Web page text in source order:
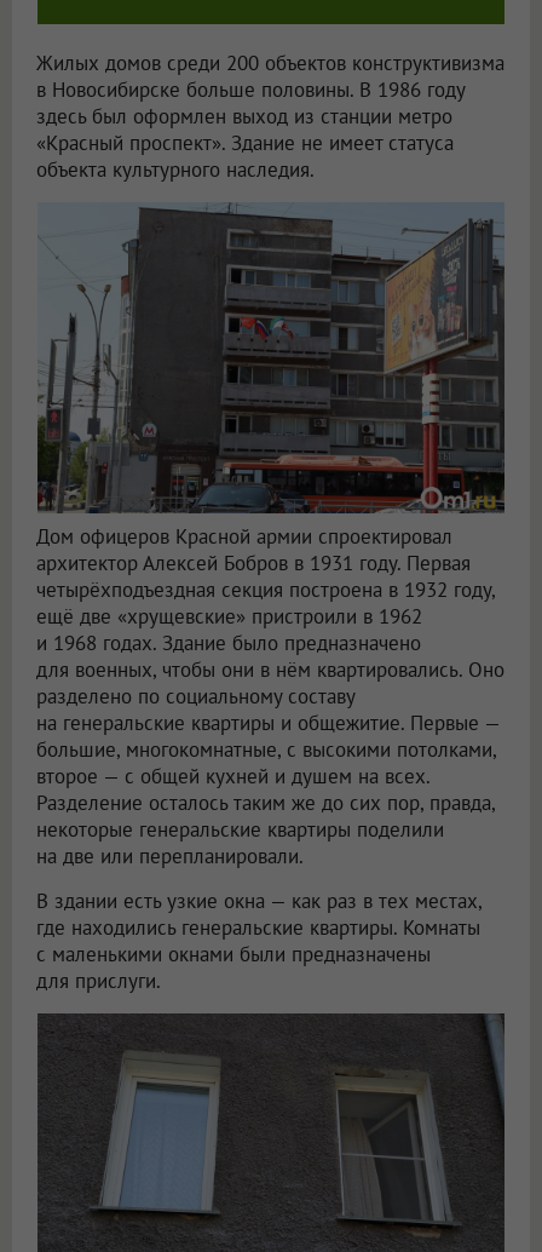
Жилых домов среди 200 объектов конструктивизма
в Новосибирске больше половины. В 1986 году
здесь был оформлен выход из станции метро
«Красный проспект». Здание не имеет статуса
объекта культурного наследия.
Дом офицеров Красной армии спроектировал
архитектор Алексей Бобров в 1931 году. Первая
четырёхподъездная секция построена в 1932 году,
ещё две «хрущевские» пристроили в 1962
и 1968 годах. Здание было предназначено
для военных, чтобы они в нём квартировались. Оно
разделено по социальному составу
на генеральские квартиры и общежитие. Первые —
большие, многокомнатные, с высокими потолками,
второе — с общей кухней и душем на всех.
Разделение осталось таким же до сих пор, правда,
некоторые генеральские квартиры поделили
на две или перепланировали.
В здании есть узкие окна — как раз в тех местах,
где находились генеральские квартиры. Комнаты
с маленькими окнами были предназначены
для прислуги.